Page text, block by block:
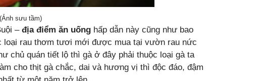
sưu tầm)
– địa điểm ăn uống hấp dẫn này cũng như bao
loại rau thơm tươi mới được mua tại vườn rau nức
chủ quán tiết lộ thì gà ở đây phải thuộc loại gà ta
cho thịt gà chắc, dai và hương vị thì độc đáo, đậm